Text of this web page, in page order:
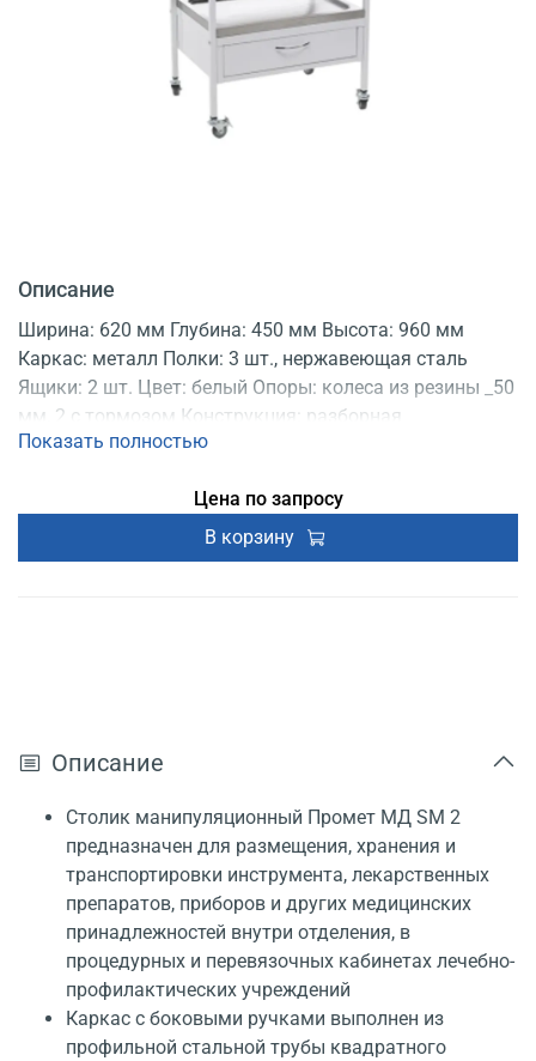
Описание
Ширина: 620 мм Глубина: 450 мм Высота: 960 мм
Каркас: металл Полки: 3 шт., нержавеющая сталь
Ящики: 2 шт. Цвет: белый Опоры: колеса из резины _50
мм, 2 с тормозом Конструкция: разборная
Регистрационное удостоверение
Показать полностью
Цена по запросу
В корзину
Описание
Столик манипуляционный Промет МД SM 2
предназначен для размещения, хранения и
транспортировки инструмента, лекарственных
препаратов, приборов и других медицинских
принадлежностей внутри отделения, в
процедурных и перевязочных кабинетах лечебно-
профилактических учреждений
Каркас с боковыми ручками выполнен из
профильной стальной трубы квадратного